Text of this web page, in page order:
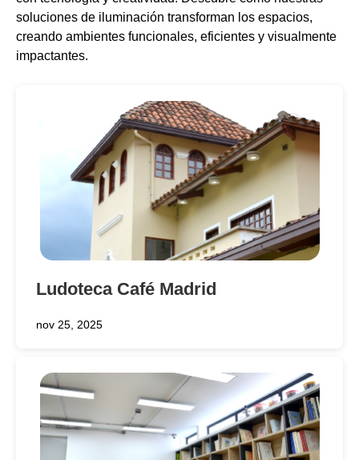
soluciones de iluminación transforman los espacios,
creando ambientes funcionales, eficientes y visualmente
impactantes.
Ludoteca Café Madrid
nov 25, 2025